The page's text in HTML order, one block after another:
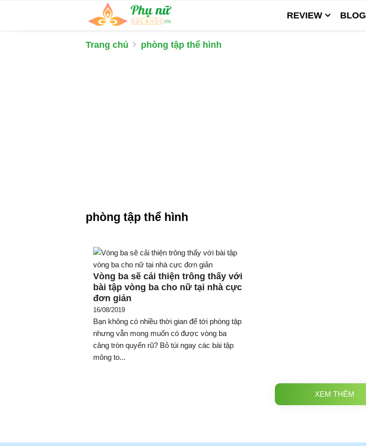
REVIEW BLOG
Trang chủ phòng tập thể hình
phòng tập thể hình
Vòng ba sẽ cải thiện trông thấy với
bài tập vòng ba cho nữ tại nhà cực
đơn giản
16/08/2019
Bạn không có nhiều thời gian để tới phòng tập
nhưng vẫn mong muốn có được vòng ba
căng tròn quyến rũ? Bỏ túi ngay các bài tập
mông to...
XEM THÊM